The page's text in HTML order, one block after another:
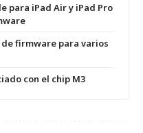
para iPad Air y iPad Pro
firmware para varios
con el chip M3